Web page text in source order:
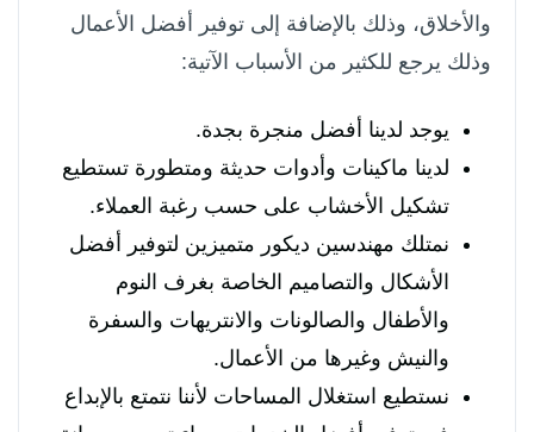
والأخلاق، وذلك بالإضافة إلى توفير أفضل الأعمال
وذلك يرجع للكثير من الأسباب الآتية:
يوجد لدينا أفضل منجرة بجدة.
لدينا ماكينات وأدوات حديثة ومتطورة تستطيع
تشكيل الأخشاب على حسب رغبة العملاء.
نمتلك مهندسين ديكور متميزين لتوفير أفضل
الأشكال والتصاميم الخاصة بغرف النوم
والأطفال والصالونات والانتريهات والسفرة
والنيش وغيرها من الأعمال.
نستطيع استغلال المساحات لأننا نتمتع بالإبداع